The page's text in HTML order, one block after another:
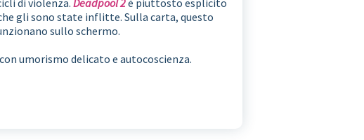
gli sono state inflitte. Sulla carta, questo
sullo schermo.
umorismo delicato e autocoscienza.